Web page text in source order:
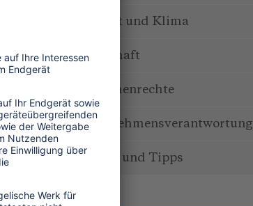
Umwelt und Klima
Wirtschaft
Menschenrechte
Unternehmensverantwortung
Service und Tipps